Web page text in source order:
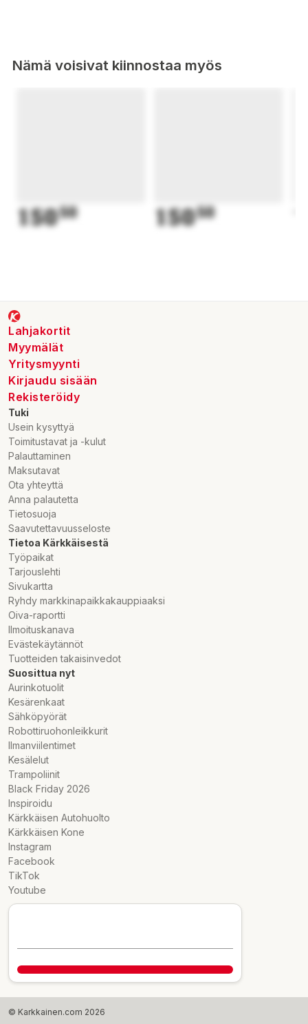
Nämä voisivat kiinnostaa myös
15050 15050
Lahjakortit
Myymälät
Yritysmyynti
Kirjaudu sisään
Rekisteröidy
Tuki
Usein kysyttyä
Toimitustavat ja -kulut
Palauttaminen
Maksutavat
Ota yhteyttä
Anna palautetta
Tietosuoja
Saavutettavuusseloste
Tietoa Kärkkäisestä
Työpaikat
Tarjouslehti
Sivukartta
Ryhdy markkinapaikkakauppiaaksi
Oiva-raportti
Ilmoituskanava
Evästekäytännöt
Tuotteiden takaisinvedot
Suosittua nyt
Aurinkotuolit
Kesärenkaat
Sähköpyörät
Robottiruohonleikkurit
Ilmanviilentimet
Kesälelut
Trampoliinit
Black Friday 2026
Inspiroidu
Kärkkäisen Autohuolto
Kärkkäisen Kone
Instagram
Facebook
TikTok
Youtube
© Karkkainen.com 2026